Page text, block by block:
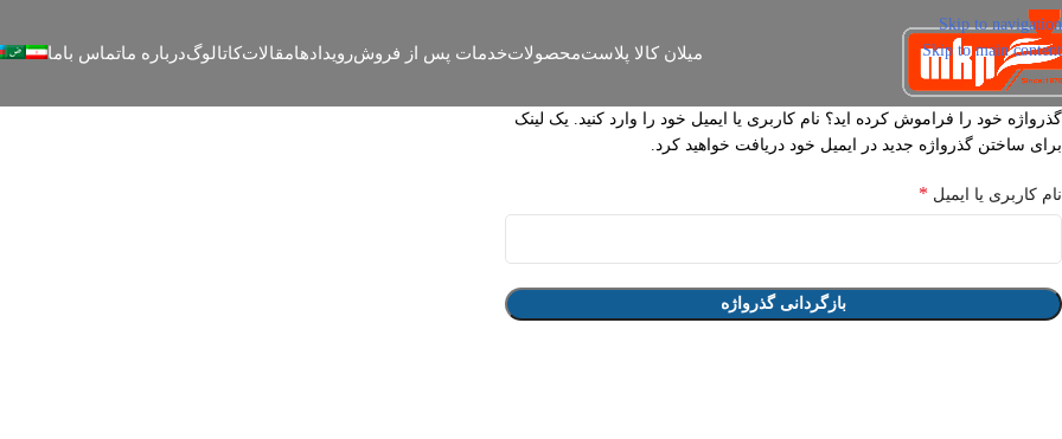
Skip to navigation
Skip to main content
میلان کالا پلاستمحصولاتخدمات پس از فروشرویدادهامقالاتکاتالوگدرباره ماتماس باما
گذرواژه خود را فراموش کرده اید؟ نام کاربری یا ایمیل خود را وارد کنید. یک لینک
برای ساختن گذرواژه جدید در ایمیل خود دریافت خواهید کرد.
نام کاربری یا ایمیل *
بازگردانی گذرواژه